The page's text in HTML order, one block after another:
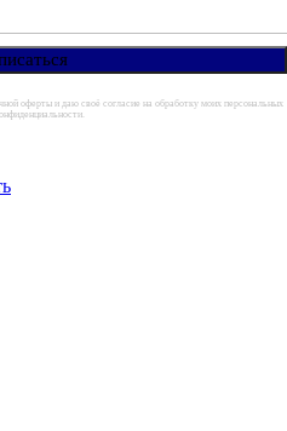
оферты и даю своё согласие на обработку моих персональных